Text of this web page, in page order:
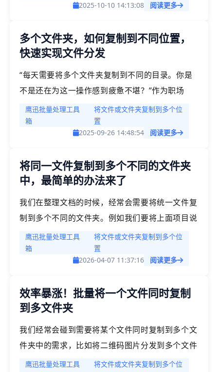
我们还可以借助一些好用的办公软件，来帮助我们
夹中。
2025-10-10 14:13:08
阅读更多
多个文件夹，如何复制到不同位置，
快速实现文件分发
“每天需要将多个文件夹复制到不同的目录。你是
不是还在为这一操作感到疲惫不堪？”作为职场
人，我们经常会遇到需要将文件夹复制到不同位置
的场景。例如将同一份素材分发给多个不同的代理
商路径、将公司二维码图片分发到不同的市场活动
鹰迅批量处理工具
箱
将文件或文件夹复制到多个位
置
2025-09-26 14:48:54
阅读更多
将同一文件复制到多个不同的文件夹
中，最简单的办法来了
我们在整理文档的时候，经常会需要将统一文件复
制到多个不同的文件夹。例如我们要将上面项目说
明的文件复制到不同的项目文件夹中，法务需要将
《保密协议》覆盖全公司所有的项目合同模板文件
夹中等等，这样的场景非常多，数不胜数。通过这
们的工作效率。那该如何快速实现这一操作呢？
鹰迅批量处理工具
箱
将文件或文件夹复制到多个位
置
2026-04-07 11:37:16
阅读更多
效率暴涨！批量将一个文件同时复制
到多文件夹
我们经常会碰到需要将某个文件同时复制到多个文
件夹中的需求，比如将二维码图片分发到多个文件
夹，再比如将某个文档（如txt文件）备份到多个
鹰迅批量处理工具
将文件或文件夹复制到多个位